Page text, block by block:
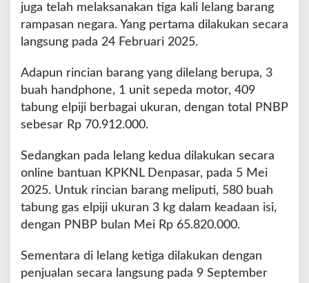
juga telah melaksanakan tiga kali lelang barang
rampasan negara. Yang pertama dilakukan secara
langsung pada 24 Februari 2025.
Adapun rincian barang yang dilelang berupa, 3
buah handphone, 1 unit sepeda motor, 409
tabung elpiji berbagai ukuran, dengan total PNBP
sebesar Rp 70.912.000.
Sedangkan pada lelang kedua dilakukan secara
online bantuan KPKNL Denpasar, pada 5 Mei
2025. Untuk rincian barang meliputi, 580 buah
tabung gas elpiji ukuran 3 kg dalam keadaan isi,
dengan PNBP bulan Mei Rp 65.820.000.
Sementara di lelang ketiga dilakukan dengan
penjualan secara langsung pada 9 September